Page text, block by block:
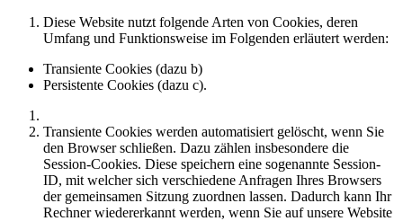
Diese Website nutzt folgende Arten von Cookies, deren
Umfang und Funktionsweise im Folgenden erläutert werden:
Transiente Cookies (dazu b)
Persistente Cookies (dazu c).
Transiente Cookies werden automatisiert gelöscht, wenn Sie
den Browser schließen. Dazu zählen insbesondere die
Session-Cookies. Diese speichern eine sogenannte Session-
ID, mit welcher sich verschiedene Anfragen Ihres Browsers
der gemeinsamen Sitzung zuordnen lassen. Dadurch kann Ihr
Rechner wiedererkannt werden, wenn Sie auf unsere Website